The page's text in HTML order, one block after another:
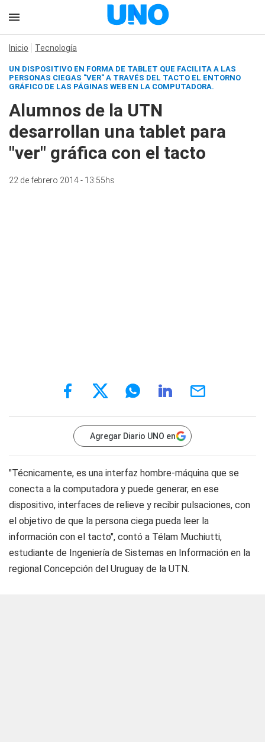
Inicio Tecnología
UN DISPOSITIVO EN FORMA DE TABLET QUE FACILITA A LAS
PERSONAS CIEGAS "VER" A TRAVÉS DEL TACTO EL ENTORNO
GRÁFICO DE LAS PÁGINAS WEB EN LA COMPUTADORA.
Alumnos de la UTN
desarrollan una tablet para
"ver" gráfica con el tacto
22 de febrero 2014 - 13:55hs
Agregar Diario UNO en
"Técnicamente, es una interfaz hombre-máquina que se
conecta a la computadora y puede generar, en ese
dispositivo, interfaces de relieve y recibir pulsaciones, con
el objetivo de que la persona ciega pueda leer la
información con el tacto", contó a Télam Muchiutti,
estudiante de Ingeniería de Sistemas en Información en la
regional Concepción del Uruguay de la UTN.